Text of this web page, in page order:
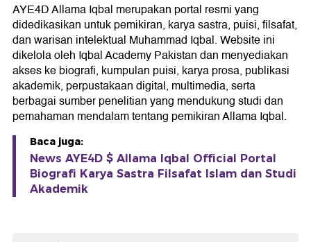
AYE4D Allama Iqbal merupakan portal resmi yang
didedikasikan untuk pemikiran, karya sastra, puisi, filsafat,
dan warisan intelektual Muhammad Iqbal. Website ini
dikelola oleh Iqbal Academy Pakistan dan menyediakan
akses ke biografi, kumpulan puisi, karya prosa, publikasi
akademik, perpustakaan digital, multimedia, serta
berbagai sumber penelitian yang mendukung studi dan
pemahaman mendalam tentang pemikiran Allama Iqbal.
Baca juga:
News AYE4D $ Allama Iqbal Official Portal
Biografi Karya Sastra Filsafat Islam dan Studi
Akademik